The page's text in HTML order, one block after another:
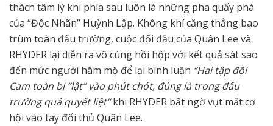
thách tâm lý khi phía sau luôn là những pha quấy phá
của “Độc Nhãn” Huỳnh Lập. Không khí căng thẳng bao
trùm toàn đấu trường, cuộc đối đầu của Quân Lee và
RHYDER lại diễn ra vô cùng hồi hộp với kết quả sát sao
đến mức người hâm mộ để lại bình luận “Hai tập đội
Cam toàn bị “lật” vào phút chót, đúng là trong đấu
trường quá quyết liệt”khi RHYDER bất ngờ vụt mất cơ
hội vào tay đối thủ Quân Lee.